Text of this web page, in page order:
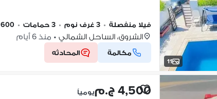
11
فيلا منفصلة • 3 غرف نوم • 3 حمامات • 600 م٢
الشروق، الساحل الشمالي • منذ 6 أيام
مكالمة المحادثه
4,500 ج.م يومياً